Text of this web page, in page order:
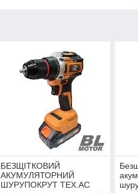
БЕЗЩІТКОВИЙ
АКУМУЛЯТОРНИЙ
ШУРУПОКРУТ TEX.AC